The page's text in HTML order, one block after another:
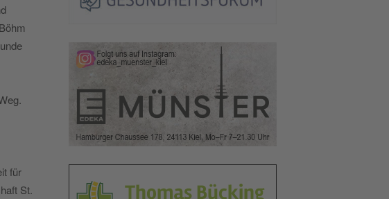
für
St.